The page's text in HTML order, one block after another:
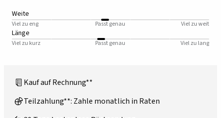
Weite
Viel zu eng Passt genau Viel zu weit
Länge
Viel zu kurz Passt genau Viel zu lang
Kauf auf Rechnung**
Teilzahlung**: Zahle monatlich in Raten